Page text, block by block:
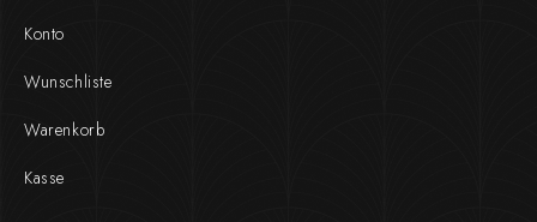
Konto
Wunschliste
Warenkorb
Kasse